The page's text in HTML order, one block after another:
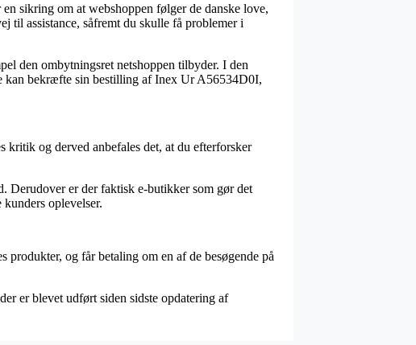
sikring om at webshoppen følger de danske love,
til assistance, såfremt du skulle få problemer i
den ombytningsret netshoppen tilbyder. I den
kan bekræfte sin bestilling af Inex Ur A56534D0I,
kritik og derved anbefales det, at du efterforsker
Derudover er der faktisk e-butikker som gør det
oplevelser.
produkter, og får betaling om en af de besøgende på
er blevet udført siden sidste opdatering af